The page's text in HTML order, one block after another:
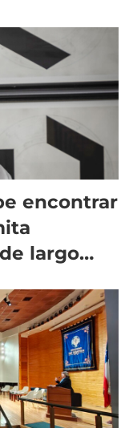
encontrar
largo